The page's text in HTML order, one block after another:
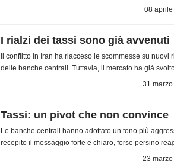
08
I rialzi dei tassi sono già avvenuti
Il conflitto in Iran ha riacceso le scommesse su nuovi
delle banche centrali. Tuttavia, il mercato ha già
31
Tassi: un pivot che non convince
Le banche centrali hanno adottato un tono più
recepito il messaggio forte e chiaro, forse persino
23